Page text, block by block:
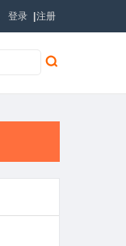
登录 注册